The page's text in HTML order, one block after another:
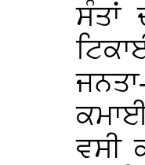
ਸੰਤਾਂ
ਵਸੀ